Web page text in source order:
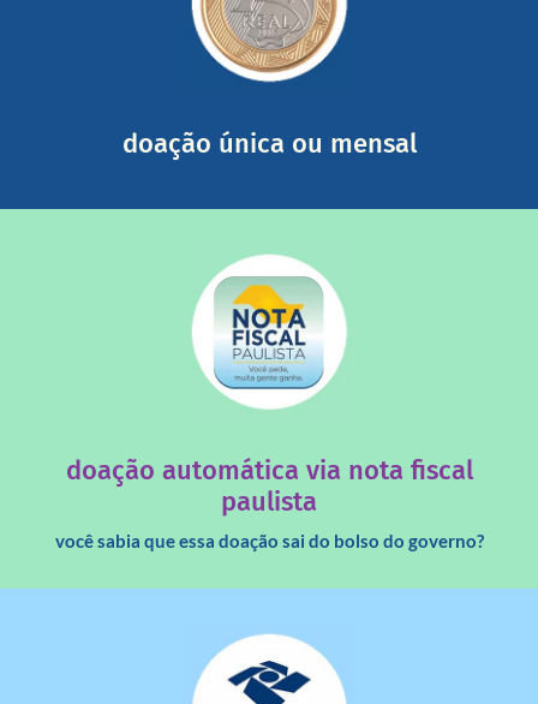
doação única ou mensal
mail mostrando tudo o que fizemos com a sua ajuda
somada a de outras pessoas.
doação automática via nota fiscal
paulista
você sabia que essa doação sai do bolso do governo?
saiba mais